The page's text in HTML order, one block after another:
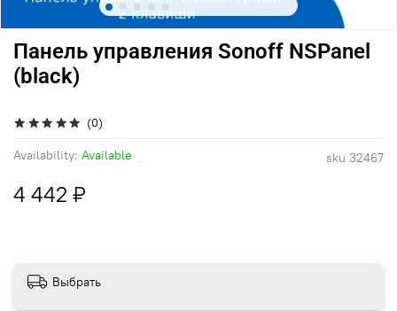
(0)
sku 32467
Availability: Available
Панель управления Sonoff NSPanel
(black)
4 442 ₽
Выбрать